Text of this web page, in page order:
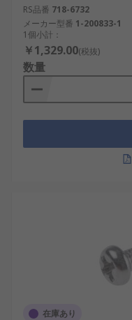
RS品番 718-6732
メーカー型番 1-200833-1
1個小計：
￥1,329.00(税抜)
数量
在庫あり